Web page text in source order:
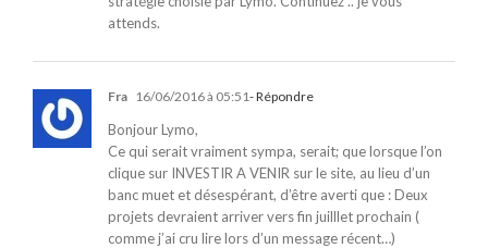
attends.
Fra 16/06/2016 à 05:51- Répondre
Bonjour Lymo,
Ce qui serait vraiment sympa, serait; que lorsque l’on
clique sur INVESTIR A VENIR sur le site, au lieu d’un
banc muet et désespérant, d’être averti que : Deux
projets devraient arriver vers fin juilllet prochain (
comme j’ai cru lire lors d’un message récent…)